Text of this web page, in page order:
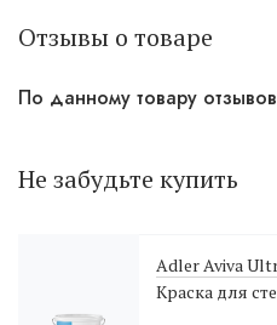
Отзывы о товаре
По данному товару
Не забудьте купить
Adler Aviva
Краска для